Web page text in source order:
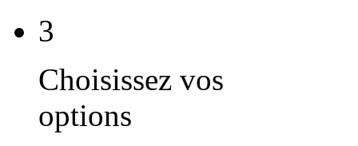
3
Choisissez vos
options